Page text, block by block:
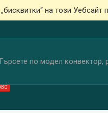
на този